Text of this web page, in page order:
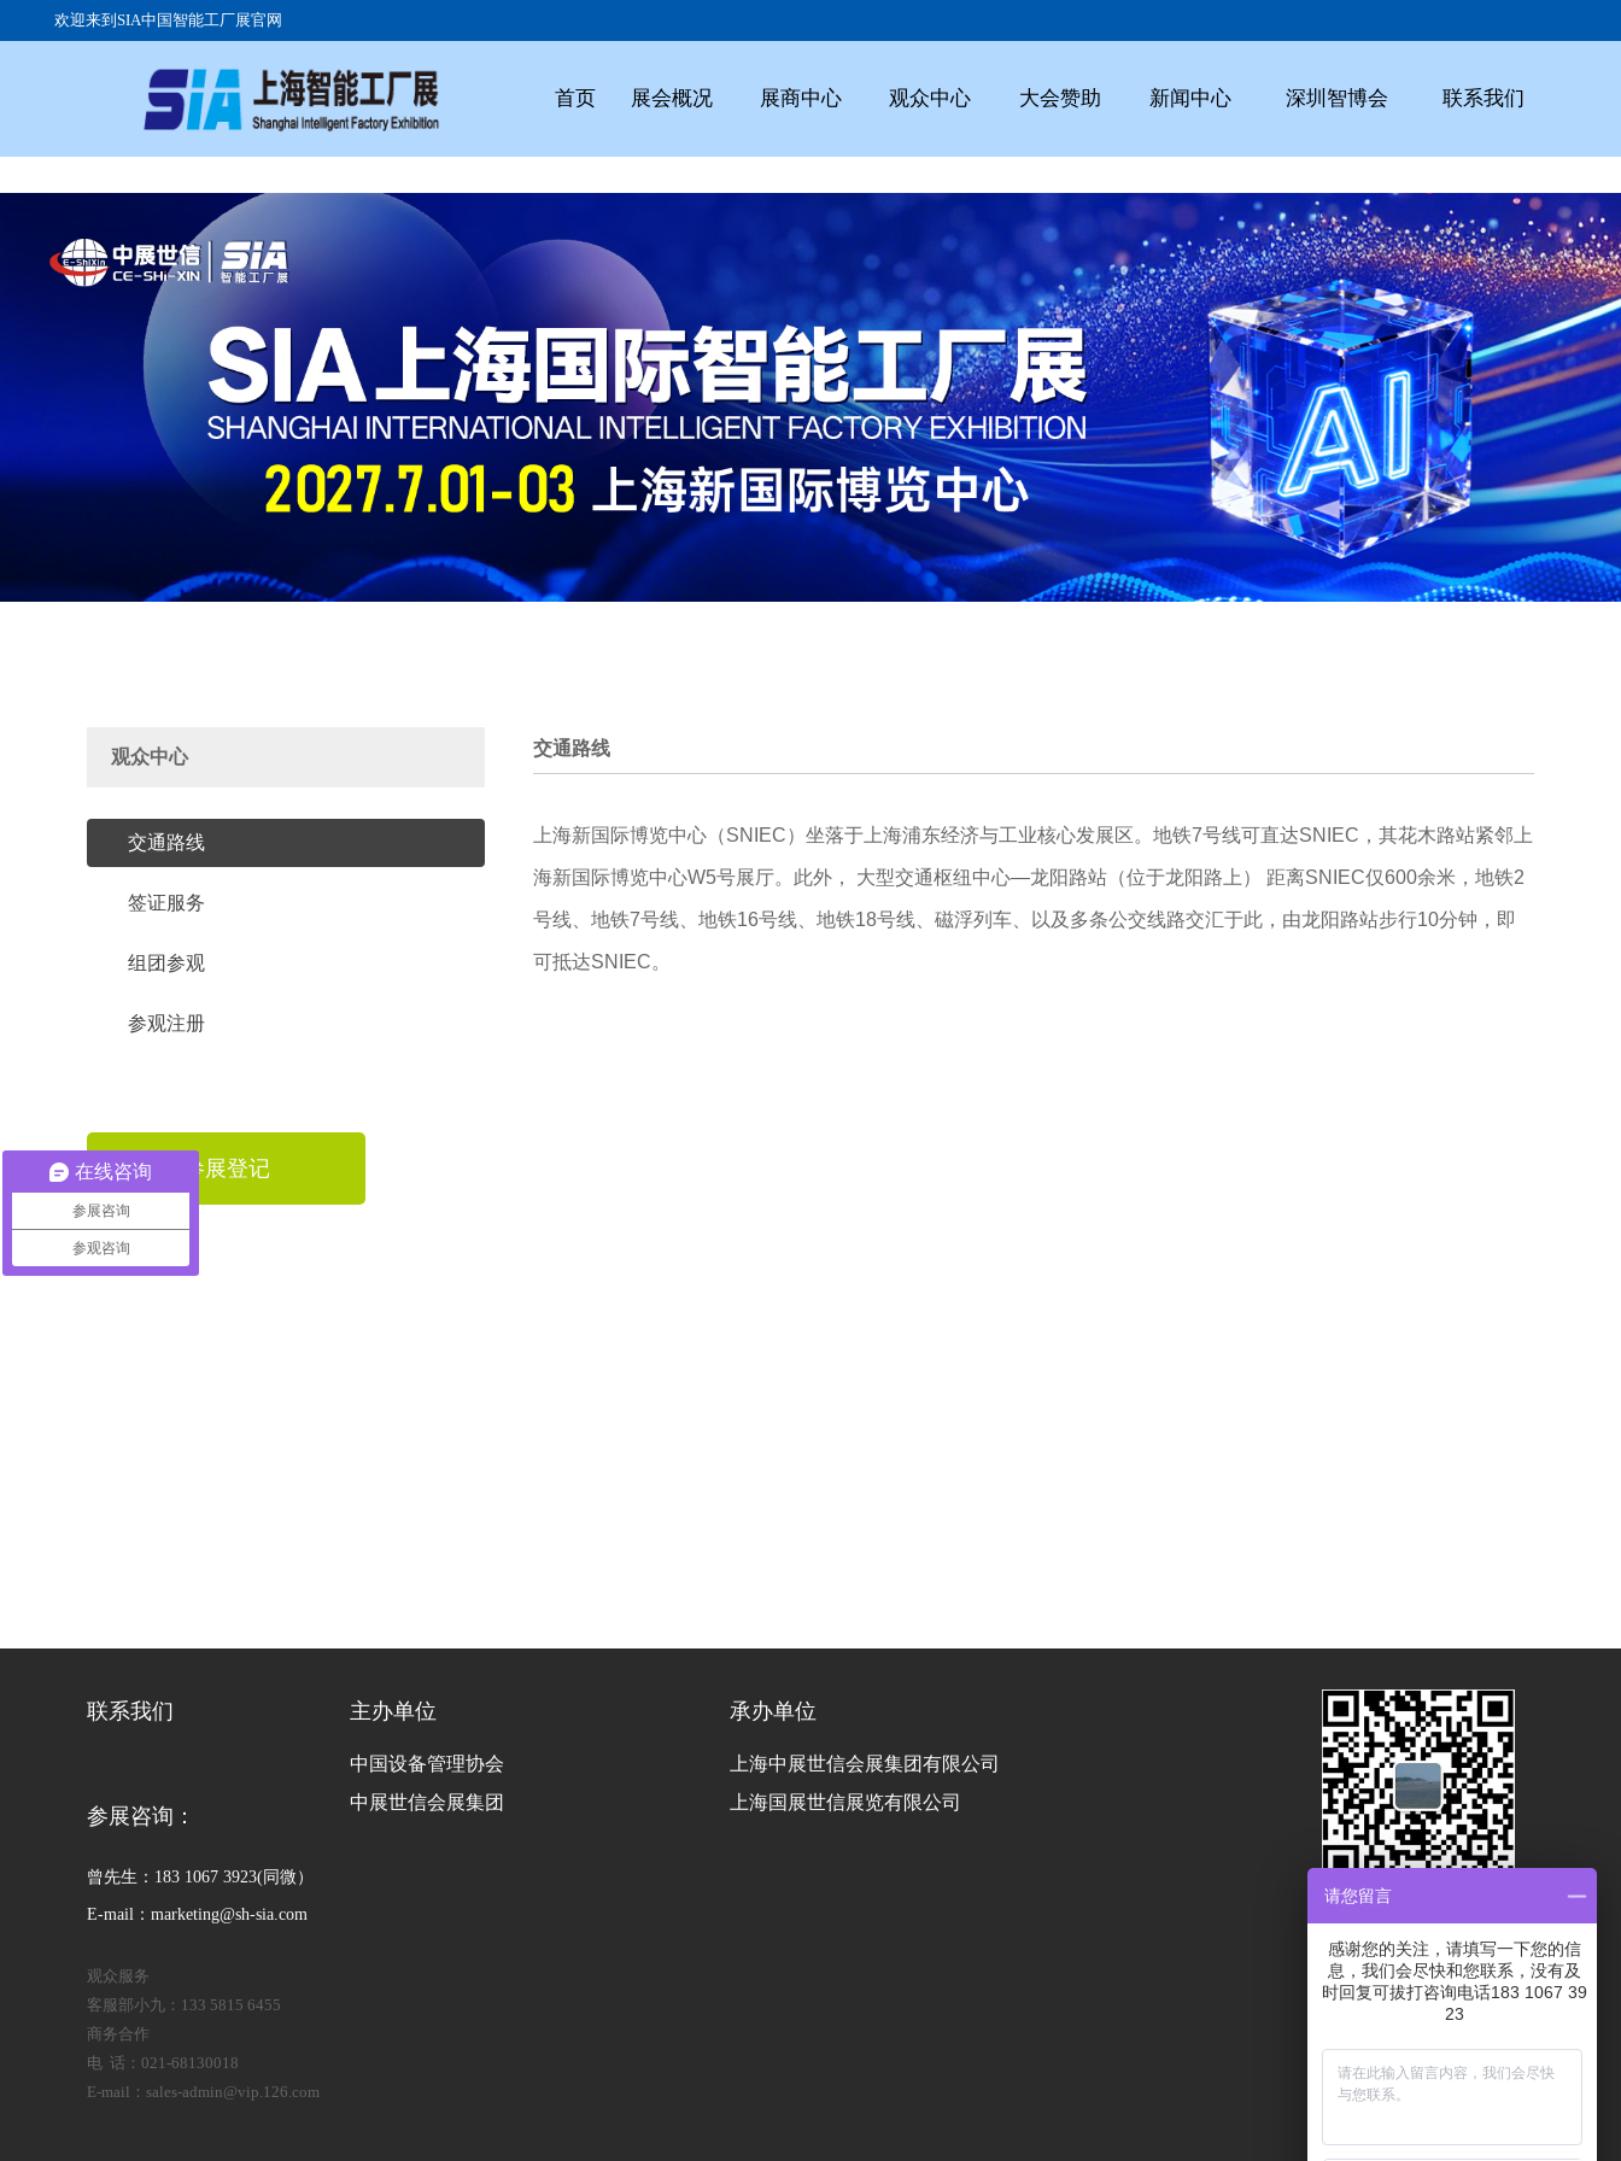
欢迎来到SIA中国智能工厂展官网
首页 展会概况
关于展会
展会日程
展会现场
广告投放
展商中心
参展流程
展品范围
往届展商
展位价格
观众中心
参观注册
组团参观
签证服务
大会赞助 新闻中心 深圳智博会 联系我们
观众中心
交通路线
签证服务
组团参观
参观注册
参展登记
交通路线
上海新国际博览中心（SNIEC）坐落于上海浦东经济与工业核心发展区。地铁7号线可直达SNIEC，其花木路站紧邻上
海新国际博览中心W5号展厅。此外， 大型交通枢纽中心—龙阳路站（位于龙阳路上） 距离SNIEC仅600余米，地铁2
号线、地铁7号线、地铁16号线、地铁18号线、磁浮列车、以及多条公交线路交汇于此，由龙阳路站步行10分钟，即
可抵达SNIEC。
联系我们
参展咨询：
曾先生：183 1067 3923(同微）
E-mail：marketing@sh-sia.com
观众服务
客服部小九：133 5815 6455
商务合作
电 话：021-68130018
E-mail：sales-admin@vip.126.com
主办单位
中国设备管理协会
中展世信会展集团
承办单位
上海中展世信会展集团有限公司
上海国展世信展览有限公司
扫码关注获取更多展会资讯
在线咨询
参展咨询
参观咨询
请您留言
感谢您的关注，请填写一下您的信
息，我们会尽快和您联系，没有及
时回复可拔打咨询电话183 1067 39
23